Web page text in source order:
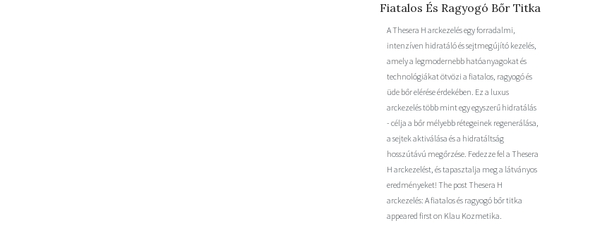
Fiatalos És Ragyogó Bőr Titka
A Thesera H arckezelés egy forradalmi,
intenzíven hidratáló és sejtmegújító kezelés,
amely a legmodernebb hatóanyagokat és
technológiákat ötvözi a fiatalos, ragyogó és
üde bőr elérése érdekében. Ez a luxus
arckezelés több mint egy egyszerű hidratálás
- célja a bőr mélyebb rétegeinek regenerálása,
a sejtek aktiválása és a hidratáltság
hosszútávú megőrzése. Fedezze fel a Thesera
H arckezelést, és tapasztalja meg a látványos
eredményeket! The post Thesera H
arckezelés: A fiatalos és ragyogó bőr titka
appeared first on Klau Kozmetika.